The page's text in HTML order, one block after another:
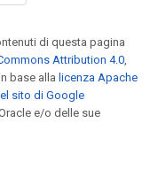
di questa pagina
Attribution 4.0,
base alla licenza Apache
sito di Google
e/o delle sue